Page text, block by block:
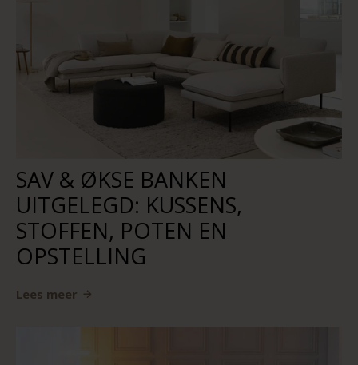
SAV & ØKSE BANKEN
UITGELEGD: KUSSENS,
STOFFEN, POTEN EN
OPSTELLING
Lees meer